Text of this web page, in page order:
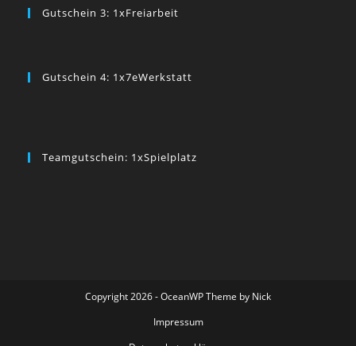
Gutschein 3: 1xFreiarbeit
Gutschein 4: 1x7eWerkstatt
Teamgutschein: 1xSpielplatz
Copyright 2026 - OceanWP Theme by Nick
Impressum